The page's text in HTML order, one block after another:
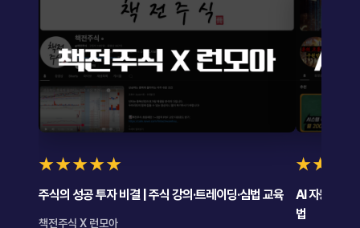
★★★★★
주식의 성공 투자 비결 | 주식 강의·트레이딩·심법 교육
책전주식 X 런모아
AI 자동화로
법